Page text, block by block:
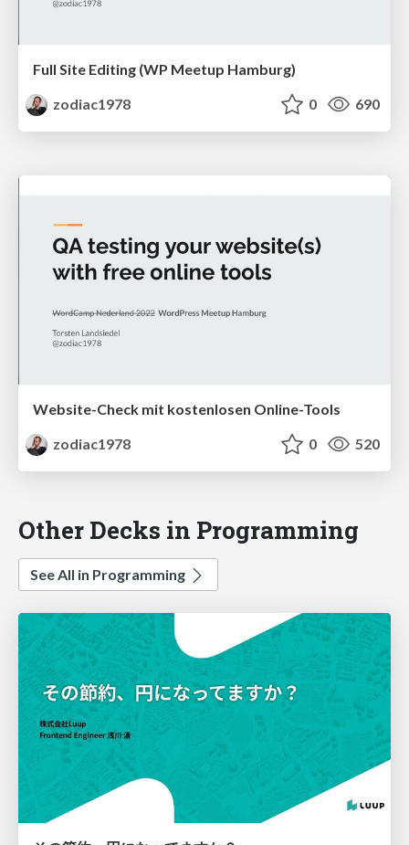
Full Site Editing (WP Meetup Hamburg)
zodiac1978
0 690
Website-Check mit kostenlosen Online-Tools
zodiac1978
0 520
Other Decks in Programming
See All in Programming